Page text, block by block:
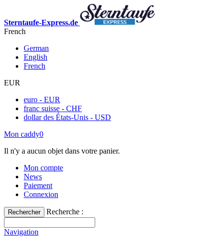
Sterntaufe-Express.de
French
German
English
French
EUR
euro - EUR
franc suisse - CHF
dollar des États-Unis - USD
Mon caddy0
Il n'y a aucun objet dans votre panier.
Mon compte
News
Paiement
Connexion
Rechercher Recherche :
Navigation